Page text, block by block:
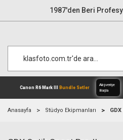
1987'den Beri
Anasayfa Stüdyo Ekipmanları